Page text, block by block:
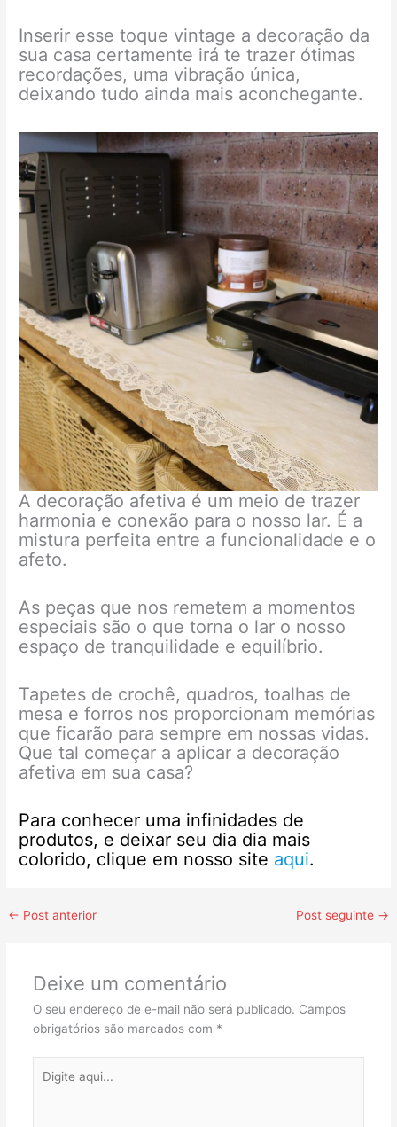
Inserir esse toque vintage a decoração da
sua casa certamente irá te trazer ótimas
recordações, uma vibração única,
deixando tudo ainda mais aconchegante.
A decoração afetiva é um meio de trazer
harmonia e conexão para o nosso lar. É a
mistura perfeita entre a funcionalidade e o
afeto.
As peças que nos remetem a momentos
especiais são o que torna o lar o nosso
espaço de tranquilidade e equilíbrio.
Tapetes de crochê, quadros, toalhas de
mesa e forros nos proporcionam memórias
que ficarão para sempre em nossas vidas.
Que tal começar a aplicar a decoração
afetiva em sua casa?
Para conhecer uma infinidades de
produtos, e deixar seu dia dia mais
colorido, clique em nosso site aqui.
← Post anterior Post seguinte →
Deixe um comentário
O seu endereço de e-mail não será publicado. Campos
obrigatórios são marcados com *
aqui...